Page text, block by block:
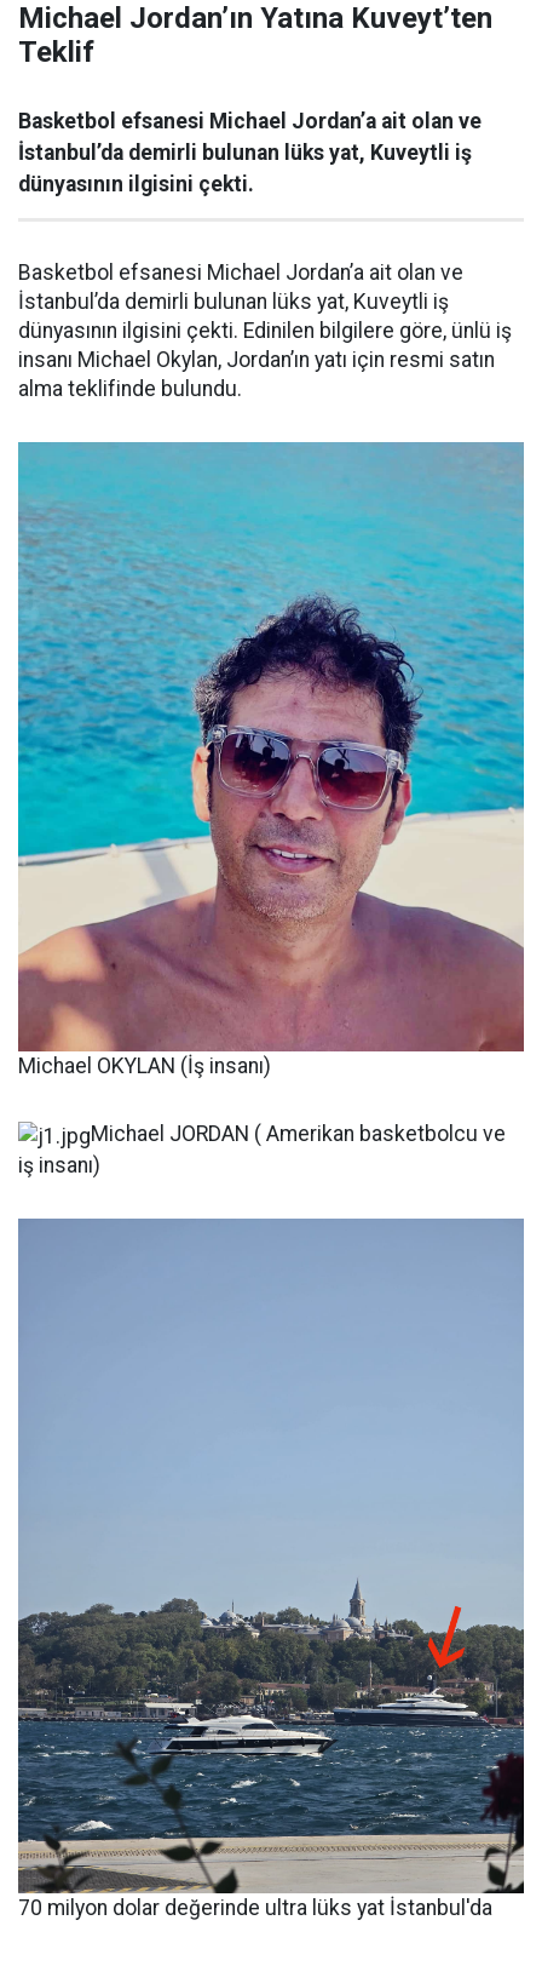
Michael Jordan’ın Yatına Kuveyt’ten
Teklif
Basketbol efsanesi Michael Jordan’a ait olan ve
İstanbul’da demirli bulunan lüks yat, Kuveytli iş
dünyasının ilgisini çekti.
Basketbol efsanesi Michael Jordan’a ait olan ve
İstanbul’da demirli bulunan lüks yat, Kuveytli iş
dünyasının ilgisini çekti. Edinilen bilgilere göre, ünlü iş
insanı Michael Okylan, Jordan’ın yatı için resmi satın
alma teklifinde bulundu.
Michael OKYLAN (İş insanı)
Michael JORDAN ( Amerikan basketbolcu ve
iş insanı)
70 milyon dolar değerinde ultra lüks yat İstanbul'da